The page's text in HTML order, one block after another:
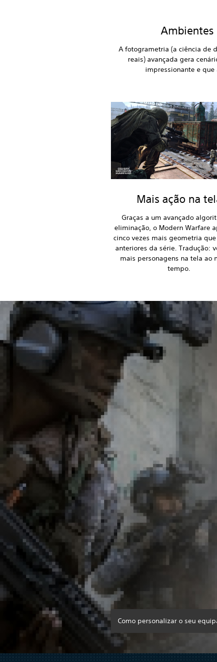
Ambientes
A fotogrametria (a ciência de
reais) avançada gera
impressionante e
Mais ação na
Graças a um avançado
eliminação, o Modern Warfare
cinco vezes mais geometria
anteriores da série. Tradução:
mais personagens na tela ao
tempo.
Como personalizar o seu